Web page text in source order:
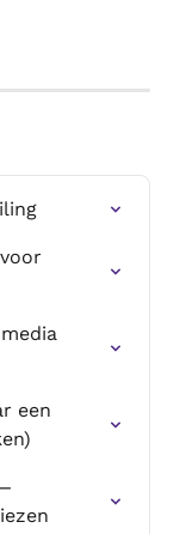
een